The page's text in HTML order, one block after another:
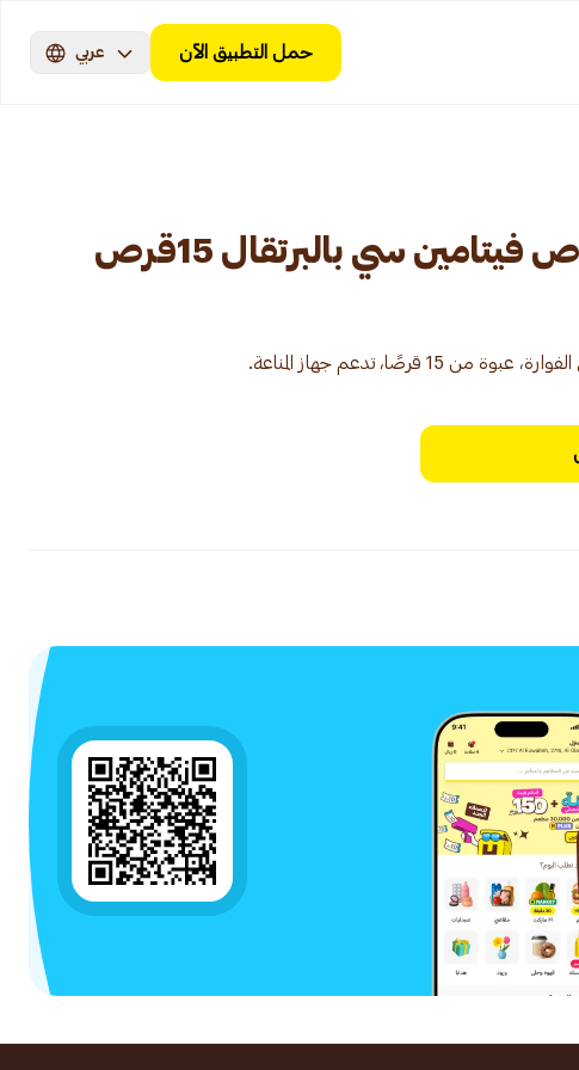
حمل التطبيق الآن عربي
سي بالبرتقال 15قرص
قرصًا، تدعم جهاز المناعة.